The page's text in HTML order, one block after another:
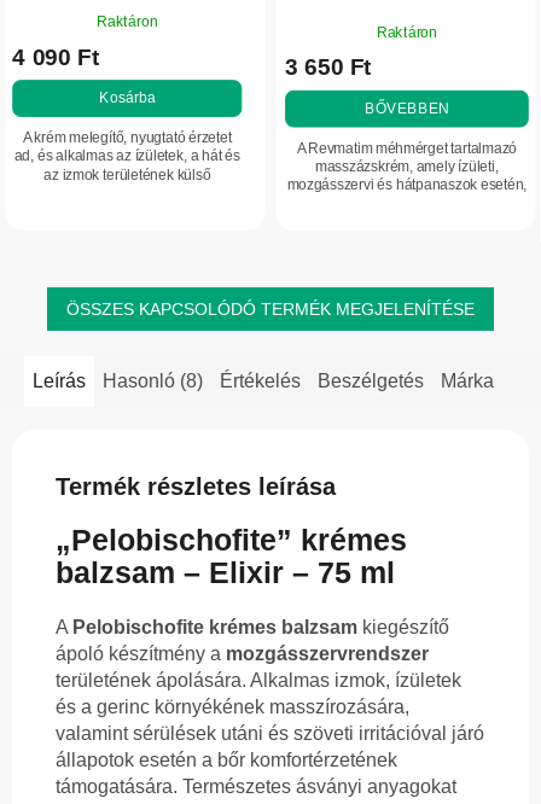
átlagos
értékelése
ből
5,0
csillag.
Raktáron
4 090 Ft
Kosárba
A krém melegítő, nyugtató érzetet
ad, és alkalmas az ízületek, a hát és
az izmok területének külső
átlagos
értékelése
5-
ből
csillag.
Raktáron
3 650 Ft
BŐVEBBEN
A Revmatim méhmérget tartalmazó
masszázskrém, amely ízületi,
mozgásszervi és hátpanaszok esetén,
ÖSSZES KAPCSOLÓDÓ TERMÉK MEGJELENÍTÉSE
Leírás Hasonló (8) Értékelés Beszélgetés Márka
Termék részletes leírása
„Pelobischofite” krémes
balzsam – Elixir – 75 ml
A Pelobischofite krémes balzsam kiegészítő
ápoló készítmény a mozgásszervrendszer
területének ápolására. Alkalmas izmok, ízületek
és a gerinc környékének masszírozására,
valamint sérülések utáni és szöveti irritációval járó
állapotok esetén a bőr komfortérzetének
támogatására. Természetes ásványi anyagokat